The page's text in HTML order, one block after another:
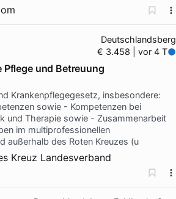
Deutschlandsberg
€ 3.458 | vor 4 T
und Betreuung
Krankenpflegegesetz, insbesondere:
sowie - Kompetenzen bei
und Therapie sowie - Zusammenarbeit
im multiprofessionellen
außerhalb des Roten Kreuzes (u
Kreuz Landesverband